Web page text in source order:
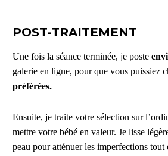
POST-TRAITEMENT
Une fois la séance terminée, je poste
galerie en ligne, pour que vous puissiez
préférées.
Ensuite, je traite votre sélection sur
mettre votre bébé en valeur. Je lisse
peau pour atténuer les imperfections